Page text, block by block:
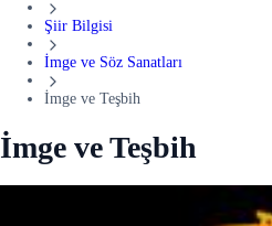
Şiir Bilgisi
İmge ve Söz Sanatları
İmge ve Teşbih
İmge ve Teşbih